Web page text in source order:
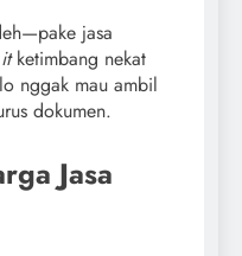
jasa
ketimbang nekat
nggak mau ambil
dokumen.
Jasa